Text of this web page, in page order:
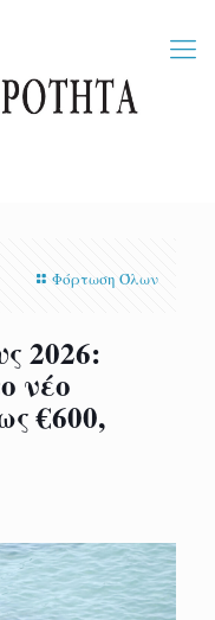
Φόρτωση Όλων
2026:
νέο
€600,